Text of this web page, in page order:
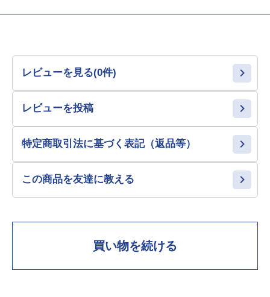
レビューを見る(0件)
レビューを投稿
特定商取引法に基づく表記（返品等）
この商品を友達に教える
買い物を続ける